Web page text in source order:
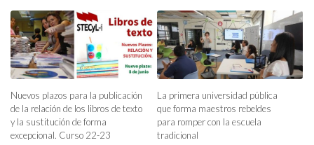
Nuevos plazos para la publicación
de la relación de los libros de texto
y la sustitución de forma
excepcional. Curso 22-23
La primera universidad pública
que forma maestros rebeldes
para romper con la escuela
tradicional